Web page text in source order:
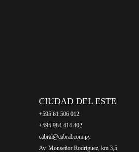
CIUDAD DEL ESTE
+595 61 506 012
+595 984 414 402
cabral@cabral.com.py
Av. Monseñor Rodriguez, km 3,5